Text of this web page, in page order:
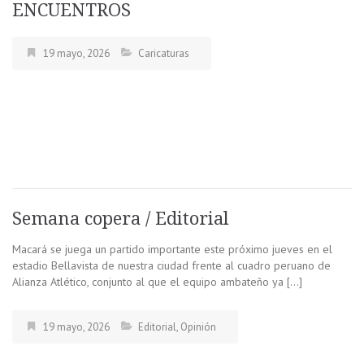
ENCUENTROS
19 mayo, 2026 Caricaturas
Semana copera / Editorial
Macará se juega un partido importante este próximo jueves en el
estadio Bellavista de nuestra ciudad frente al cuadro peruano de
Alianza Atlético, conjunto al que el equipo ambateño ya […]
19 mayo, 2026 Editorial, Opinión